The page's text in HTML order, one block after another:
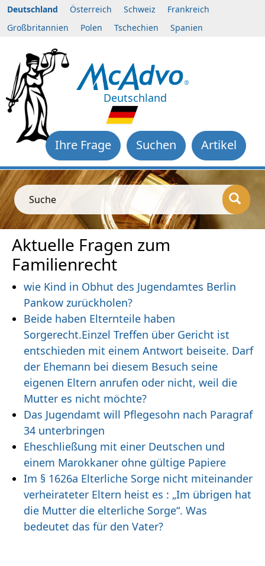
Deutschland Österreich Schweiz
Frankreich
Großbritannien
Polen Tschechien Spanien
Deutschland
Artikel
Suchen
Ihre Frage
Suche
Aktuelle Fragen zum
Familienrecht
wie Kind in Obhut des Jugendamtes Berlin
Pankow zurückholen?
Beide haben Elternteile haben
Sorgerecht.Einzel Treffen über Gericht ist
entschieden mit einem Antwort beiseite. Darf
der Ehemann bei diesem Besuch seine
eigenen Eltern anrufen oder nicht, weil die
Mutter es nicht möchte?
Das Jugendamt will Pflegesohn nach Paragraf
34 unterbringen
Eheschließung mit einer Deutschen und
einem Marokkaner ohne gültige Papiere
Im § 1626a Elterliche Sorge nicht miteinander
verheirateter Eltern heist es : „Im übrigen hat
die Mutter die elterliche Sorge“. Was
bedeutet das für den Vater?